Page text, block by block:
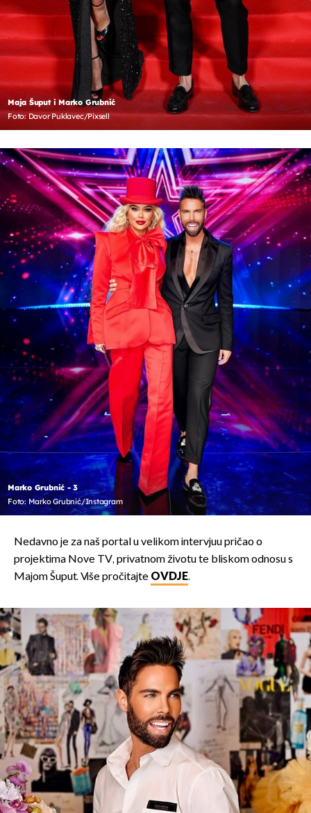
Maja Šuput i Marko Grubnić
Foto: Davor Puklavec/Pixsell
Marko Grubnić - 3
Foto: Marko Grubnić/Instagram
Nedavno je za naš portal u velikom intervjuu pričao o
projektima Nove TV, privatnom životu te bliskom odnosu s
Majom Šuput. Više pročitajte OVDJE.